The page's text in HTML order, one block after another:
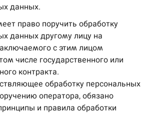
данных.
право поручить обработку
данных другому лицу на
с этим лицом
числе государственного или
контракта.
обработку персональных
оператора, обязано
и правила обработки